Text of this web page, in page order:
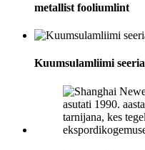
metallist fooliumlint
Kuumsulamliimi seeria